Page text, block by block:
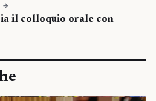
→
il colloquio orale con